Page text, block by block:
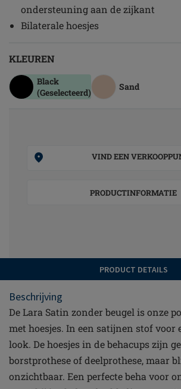
ondersteuning aan de zijkant
Bilaterale hoesjes
KLEUREN
Black
(Geselecteerd)
Sand
VIND EEN
PRODUCTINFORMATIE
PRODUCT DETAILS
Beschrijving
De Lara Satin zonder beugel is onze
met hoesjes. In een satijnen stof voor
look. De hoesjes in de behacups zijn
borstprothese of deelprothese, maar
onzichtbaar. Een perfecte beha voor